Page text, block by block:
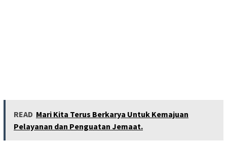
READ Mari Kita Terus Berkarya Untuk Kemajuan
Pelayanan dan Penguatan Jemaat.